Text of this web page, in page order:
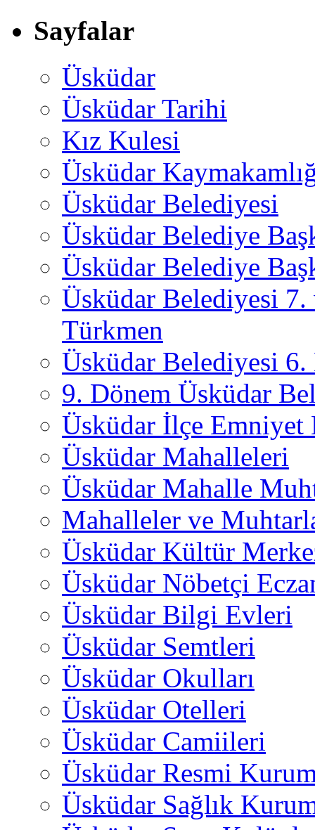
Sayfalar
Üsküdar
Üsküdar Tarihi
Kız Kulesi
Üsküdar
Üsküdar Belediyesi
Üsküdar Belediye
Üsküdar Belediye
Üsküdar Belediyesi
Türkmen
Üsküdar Belediyesi 6.
9. Dönem Üsküdar
Üsküdar İlçe
Üsküdar Mahalleleri
Üsküdar Mahalle
Mahalleler ve
Üsküdar Kültür
Üsküdar Nöbetçi
Üsküdar Bilgi Evleri
Üsküdar Semtleri
Üsküdar Okulları
Üsküdar Otelleri
Üsküdar Camiileri
Üsküdar Resmi
Üsküdar Sağlık